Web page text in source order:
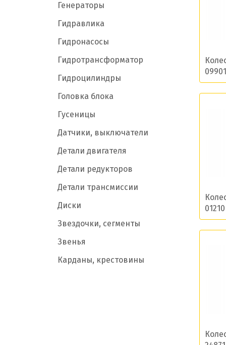
Генераторы
Гидравлика
Гидронасосы
Гидротрансформатор
Гидроцилиндры
Головка блока
Гусеницы
Датчики, выключатели
Детали двигателя
Детали редукторов
Детали трансмиссии
Диски
Звездочки, сегменты
Звенья
Карданы, крестовины
01210